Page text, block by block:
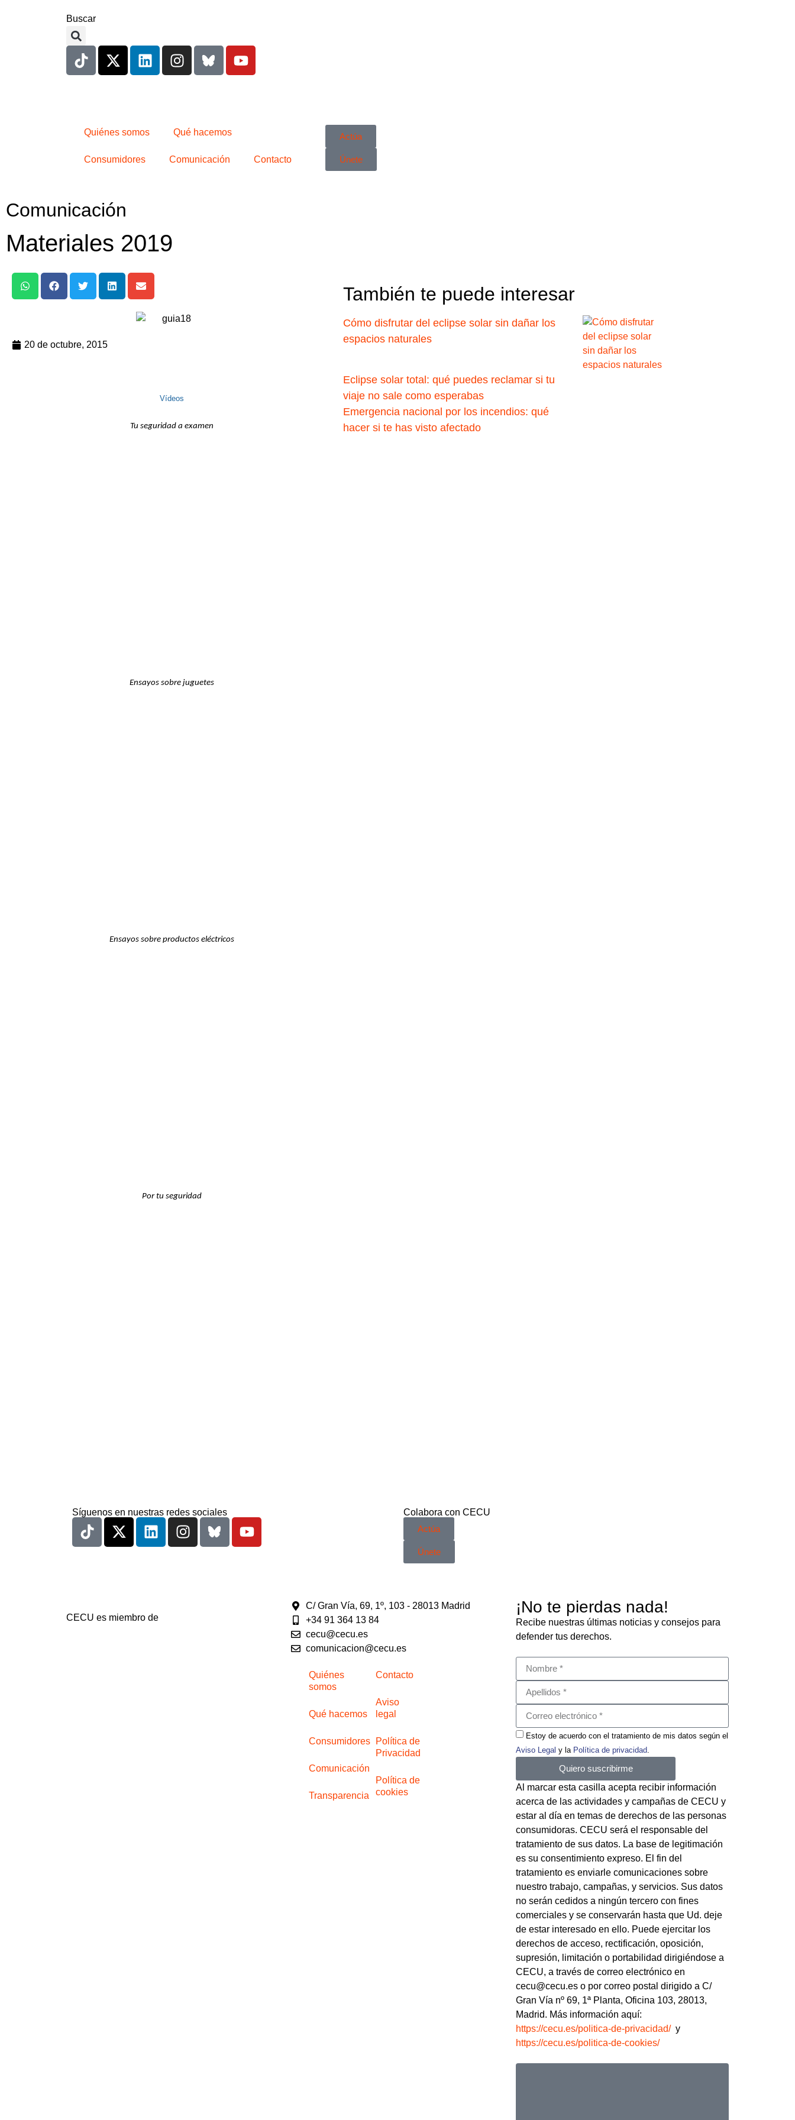
Buscar
Quiénes somos Qué hacemos
Consumidores Comunicación Contacto
Actúa
Únete
Comunicación
Materiales 2019
20 de octubre, 2015
Vídeos
Tu seguridad a examen
Ensayos sobre juguetes
Ensayos sobre productos eléctricos
Por tu seguridad
También te puede interesar
Cómo disfrutar del eclipse solar sin dañar los
espacios naturales
Eclipse solar total: qué puedes reclamar si tu
viaje no sale como esperabas
Emergencia nacional por los incendios: qué
hacer si te has visto afectado
Síguenos en nuestras redes sociales
Colabora con CECU
Actúa
Únete
CECU es miembro de
C/ Gran Vía, 69, 1º, 103 - 28013 Madrid
+34 91 364 13 84
cecu@cecu.es
comunicacion@cecu.es
Quiénes
somos
Qué hacemos
Consumidores
Comunicación
Transparencia
Contacto
Aviso
legal
Política de
Privacidad
Política de
cookies
¡No te pierdas nada!
Recibe nuestras últimas noticias y consejos para
defender tus derechos.
Estoy de acuerdo con el tratamiento de mis datos según el
Aviso Legal y la Política de privacidad
Quiero suscribirme
Al marcar esta casilla acepta recibir información
acerca de las actividades y campañas de CECU y
estar al día en temas de derechos de las personas
consumidoras. CECU será el responsable del
tratamiento de sus datos. La base de legitimación
es su consentimiento expreso. El fin del
tratamiento es enviarle comunicaciones sobre
nuestro trabajo, campañas, y servicios. Sus datos
no serán cedidos a ningún tercero con fines
comerciales y se conservarán hasta que Ud. deje
de estar interesado en ello. Puede ejercitar los
derechos de acceso, rectificación, oposición,
supresión, limitación o portabilidad dirigiéndose a
CECU, a través de correo electrónico en
cecu@cecu.es o por correo postal dirigido a C/
Gran Vía nº 69, 1ª Planta, Oficina 103, 28013,
Madrid. Más información aquí:
https://cecu.es/politica-de-privacidad/y
https://cecu.es/politica-de-cookies/